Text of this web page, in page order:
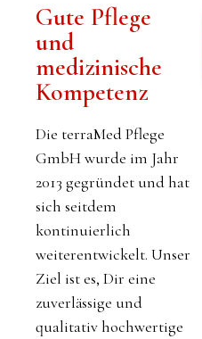
Gute Pflege
und
medizinische
Kompetenz
Die terraMed Pflege
GmbH wurde im Jahr
2013 gegründet und hat
sich seitdem
kontinuierlich
weiterentwickelt. Unser
Ziel ist es, Dir eine
zuverlässige und
qualitativ hochwertige